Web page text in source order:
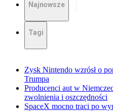
Najnowsze
Tagi
Zysk Nintendo wzrósł o
Trumpa
Producenci aut w
zwolnienia i oszczędności
SpaceX mocno traci po